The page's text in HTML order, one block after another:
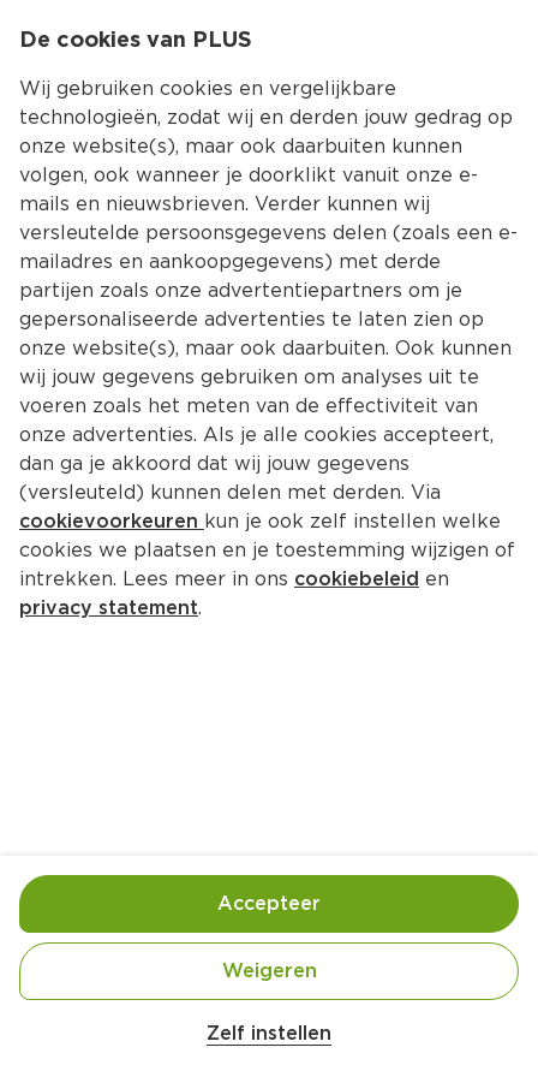
Kies jouw
Terug Producten
Redband Snoepmix fizzy
Per Stazak 215 g  (per kilo €12.51)
Handige informatie over dit product
Snoepmix met zoet zure winegums
Met natuurlijke smaakstoffen
Plantpack: Verpakking tot 50% gemaakt van
De cookies van PLUS
Wij gebruiken cookies en vergelijkbare
technologieën, zodat wij en derden jouw gedrag op
onze website(s), maar ook daarbuiten kunnen
volgen, ook wanneer je doorklikt vanuit onze e-
mails en nieuwsbrieven. Verder kunnen wij
versleutelde persoonsgegevens delen (zoals een e-
mailadres en aankoopgegevens) met derde
partijen zoals onze advertentiepartners om je
gepersonaliseerde advertenties te laten zien op
onze website(s), maar ook daarbuiten. Ook kunnen
wij jouw gegevens gebruiken om analyses uit te
voeren zoals het meten van de effectiviteit van
onze advertenties. Als je alle cookies accepteert,
dan ga je akkoord dat wij jouw gegevens
(versleuteld) kunnen delen met derden. Via
cookievoorkeuren kun je ook zelf instellen welke
cookies we plaatsen en je toestemming wijzigen of
intrekken. Lees meer in ons cookiebeleid en
privacy statement.
Zelf instellen
Weigeren
Accepteer